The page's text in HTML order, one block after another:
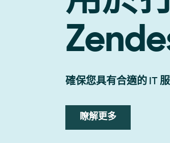
確保您具有合適的 IT
瞭解更多